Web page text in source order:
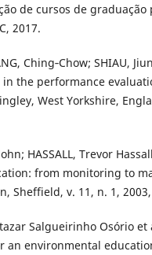
de cursos de graduação
2017.
Ching‐Chow; SHIAU,
the performance
West Yorkshire,
HASSALL, Trevor
from monitoring to
Sheffield, v. 11, n. 1,
Salgueirinho Osório
an environmental